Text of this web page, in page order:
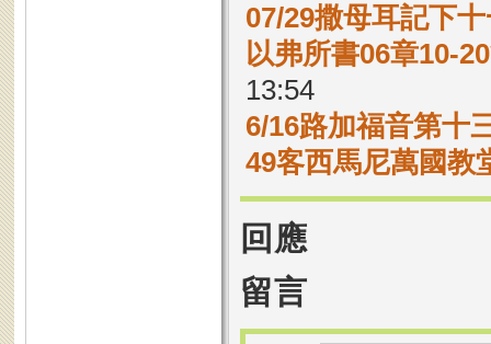
07/29撒母耳記下
以弗所書06章10-
13:54
6/16路加福音第十
49客西馬尼萬國教
回應
留言